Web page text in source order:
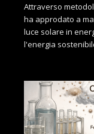
Attraverso
ha approdato a
luce solare in
l'energia